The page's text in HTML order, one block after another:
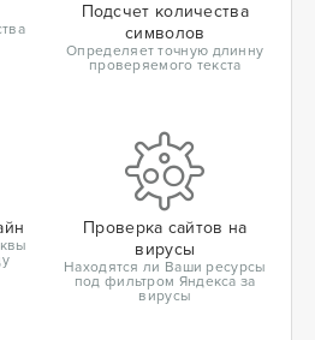
Подсчет количества
символов
Определяет точную длинну
проверяемого текста
Проверка сайтов на
вирусы
Находятся ли Ваши ресурсы
под фильтром Яндекса за
вирусы